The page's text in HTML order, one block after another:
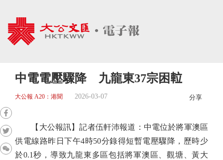
中電電壓驟降 九龍東37宗困𨋢
大公報 A20：港聞 2026-03-07 分享
【大公報訊】記者伍軒沛報道：中電位於將軍澳區
供電線路昨日下午4時50分錄得短暫電壓驟降，歷時少
於0.1秒，導致九龍東多區包括將軍澳區、觀塘、黃大